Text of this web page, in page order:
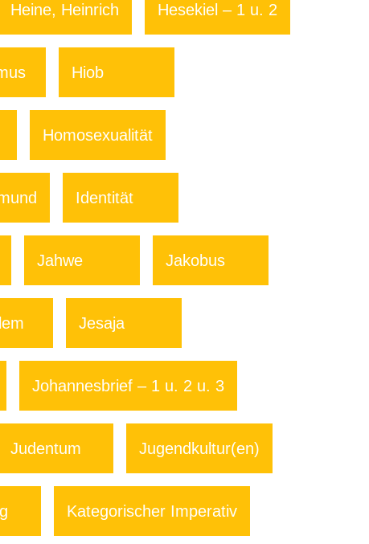
Heine, Heinrich Hesekiel – 1 u. 2
Hiob
Homosexualität
Identität
Jahwe Jakobus
Jesaja
Johannesbrief – 1 u. 2 u. 3
Judentum Jugendkultur(en)
Kategorischer Imperativ